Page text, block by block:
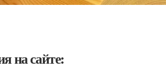
на сайте: